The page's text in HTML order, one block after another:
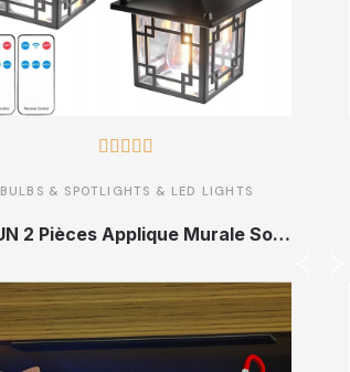
    
BULBS & SPOTLIGHTS & LED LIGHTS
T-SUN 2 Pièces Applique Murale Solaire Vintage Extérieure, Lampe Solaire Exterieur avec Detecteur de Mouvement, Lumière Jardin